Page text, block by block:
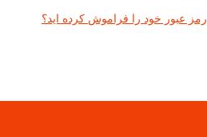
رمز عبور خود را فراموش کرده اید؟